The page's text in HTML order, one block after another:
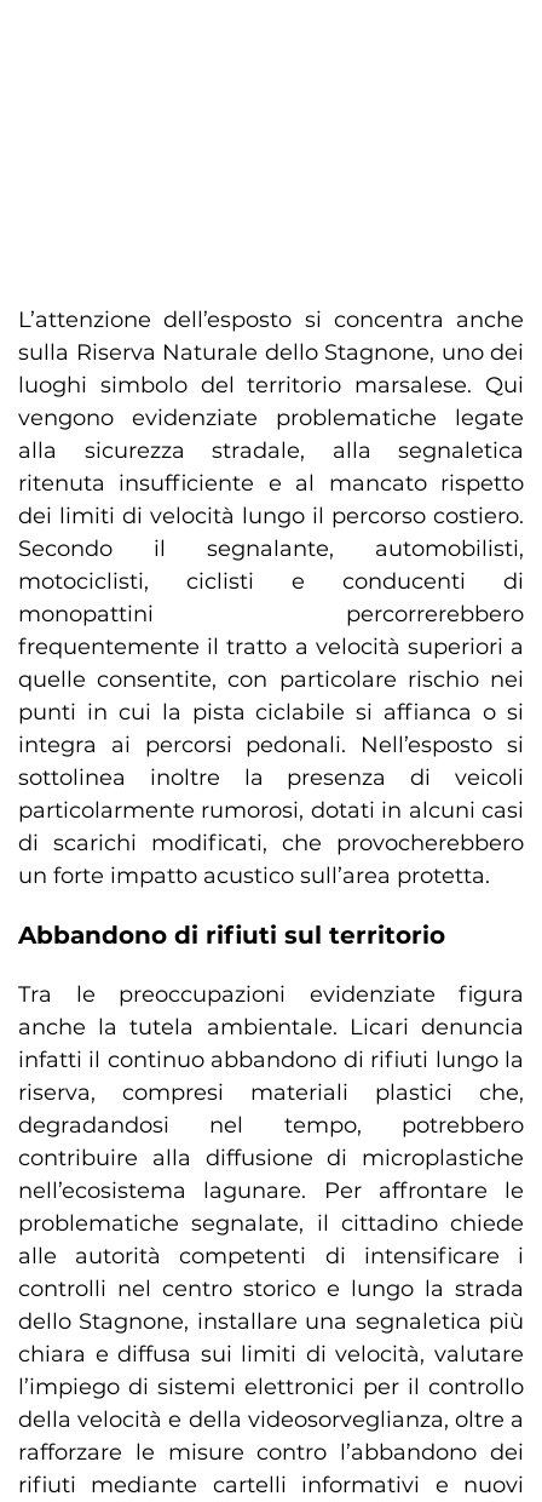
L’attenzione dell’esposto si concentra anche
sulla Riserva Naturale dello Stagnone, uno dei
luoghi simbolo del territorio marsalese. Qui
vengono evidenziate problematiche legate
alla sicurezza stradale, alla segnaletica
ritenuta insufficiente e al mancato rispetto
dei limiti di velocità lungo il percorso costiero.
Secondo il segnalante, automobilisti,
motociclisti, ciclisti e conducenti di
monopattini percorrerebbero
frequentemente il tratto a velocità superiori a
quelle consentite, con particolare rischio nei
punti in cui la pista ciclabile si affianca o si
integra ai percorsi pedonali. Nell’esposto si
sottolinea inoltre la presenza di veicoli
particolarmente rumorosi, dotati in alcuni casi
di scarichi modificati, che provocherebbero
un forte impatto acustico sull’area protetta.
Abbandono di rifiuti sul territorio
Tra le preoccupazioni evidenziate figura
anche la tutela ambientale. Licari denuncia
infatti il continuo abbandono di rifiuti lungo la
riserva, compresi materiali plastici che,
degradandosi nel tempo, potrebbero
contribuire alla diffusione di microplastiche
nell’ecosistema lagunare. Per affrontare le
problematiche segnalate, il cittadino chiede
alle autorità competenti di intensificare i
controlli nel centro storico e lungo la strada
dello Stagnone, installare una segnaletica più
chiara e diffusa sui limiti di velocità, valutare
l’impiego di sistemi elettronici per il controllo
della velocità e della videosorveglianza, oltre a
rafforzare le misure contro l’abbandono dei
rifiuti mediante cartelli informativi e nuovi